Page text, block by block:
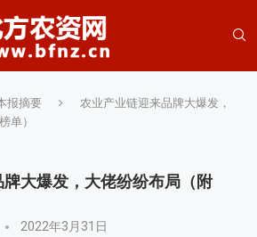
报摘要
农业产业链迎来品牌大爆发，
单）
大爆发，大佬纷纷布局（附
2022年3月31日